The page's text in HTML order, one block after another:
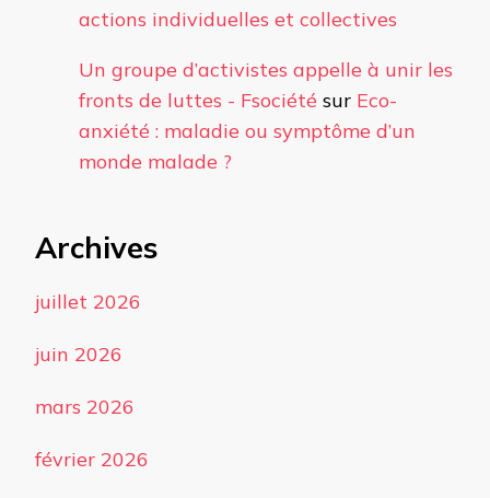
actions individuelles et collectives
Un groupe d’activistes appelle à unir les
fronts de luttes - Fsociété sur Eco-
anxiété : maladie ou symptôme d’un
monde malade ?
Archives
juillet 2026
juin 2026
mars 2026
février 2026